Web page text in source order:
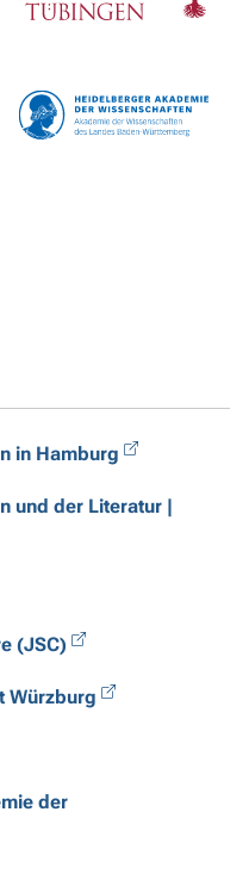
in Hamburg
und der Literatur |
(JSC)
Würzburg
der